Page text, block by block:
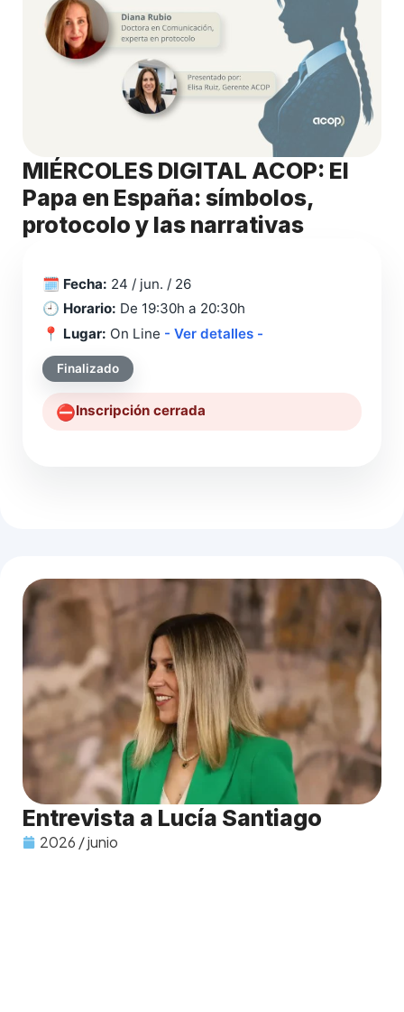
MIÉRCOLES DIGITAL ACOP: El
Papa en España: símbolos,
protocolo y las narrativas
🗓️ Fecha: 24 / jun. / 26
🕘 Horario: De 19:30h a 20:30h
📍 Lugar: On Line - Ver detalles -
Finalizado
⛔️Inscripción cerrada
Entrevista a Lucía Santiago
2026 / junio